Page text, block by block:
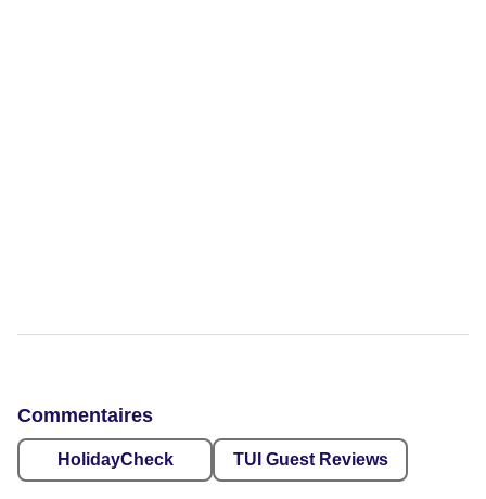
Commentaires
HolidayCheck TUI Guest Reviews